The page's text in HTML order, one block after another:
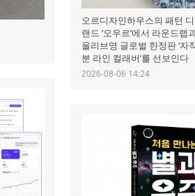
오르디자인하우스의 패턴
랜드 ‘오우르’에서 라운드랩
올리브영 글로벌 한정판 ‘자
분 라인 컬래버’를 선보인다
2026-08-06 14:24